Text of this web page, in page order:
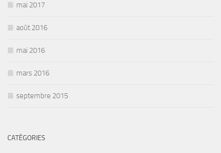
mai 2017
août 2016
mai 2016
mars 2016
septembre 2015
CATÉGORIES